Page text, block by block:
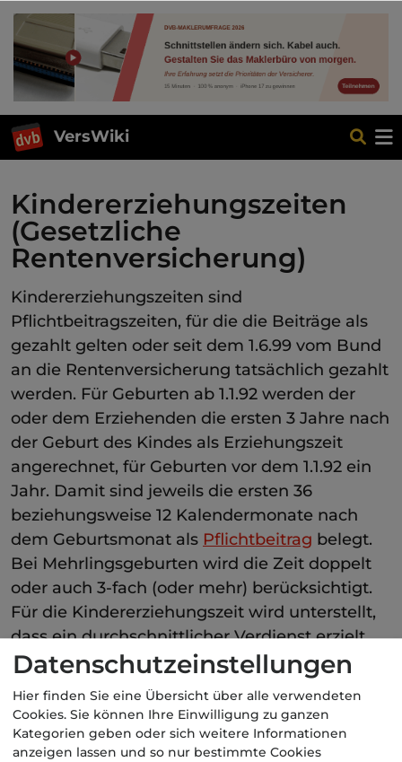
VersWiki
Kindererziehungszeiten
(Gesetzliche
Rentenversicherung)
Kindererziehungszeiten sind
Pflichtbeitragszeiten, für die die Beiträge als
gezahlt gelten oder seit dem 1.6.99 vom Bund
an die Rentenversicherung tatsächlich gezahlt
werden. Für Geburten ab 1.1.92 werden der
oder dem Erziehenden die ersten 3 Jahre nach
der Geburt des Kindes als Erziehungszeit
angerechnet, für Geburten vor dem 1.1.92 ein
Jahr. Damit sind jeweils die ersten 36
beziehungsweise 12 Kalendermonate nach
dem Geburtsmonat als Pflichtbeitrag belegt.
Bei Mehrlingsgeburten wird die Zeit doppelt
oder auch 3-fach (oder mehr) berücksichtigt.
Für die Kindererziehungszeit wird unterstellt,
dass ein durchschnittlicher Verdienst erzielt
wurde.
Kategorie: Gesetzliche Rentenversicherung
Datenschutzeinstellungen
Hier finden Sie eine Übersicht über alle verwendeten
Cookies. Sie können Ihre Einwilligung zu ganzen
Kategorien geben oder sich weitere Informationen
anzeigen lassen und so nur bestimmte Cookies